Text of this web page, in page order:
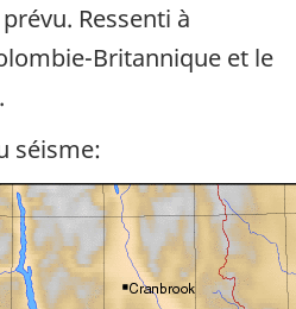
Ressenti à
Britannique et le
séisme: